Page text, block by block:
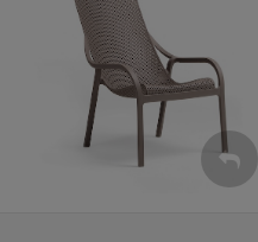
ZOBACZ